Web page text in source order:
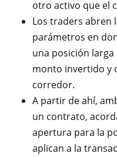
otro activo que el
Los traders abren
parámetros en
una posición
monto invertido y
corredor.
A partir de ahí,
un contrato,
apertura para la
aplican a la